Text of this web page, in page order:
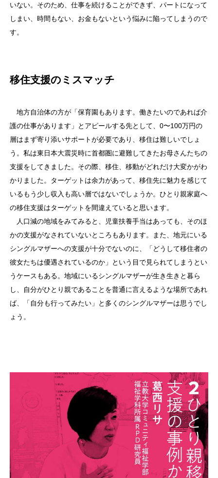
いない。そのため、仕事を続けることができず、パートになって
しまい、時間もない、お金もないという悩みに陥ってしまうので
す。
移住支援のミスマッチ
地方自治体の方が「保育園もあります。働きたいのであれば介
護の仕事があります」とアピールする先として、0〜100万円の
層はまず寄り添いサポートが必要であり、移住は難しいでしょ
う。私は東日本大震災時に首都圏に避難してきたお母さんたちの
支援をしてきました。その際、移住、移動がどれだけ大変かがわ
かりました。ターゲットは余力があって、移住先に魅力を感じて
いるもう少し収入も高い層ではないでしょうか。ひとり親家庭へ
の移住支援はターゲットを間違えていると思います。
人口減の地域をみてみると、児童扶養手当はあっても、そのほ
かの支援がなされていないところもあります。また、地元にいる
シングルマザーへの支援が十分でないのに、「どうして移住者の
彼女たちは優遇されているのか」という目で見られてしまうとい
うケースもある。地域にいるシングルマザーが生き生きと暮ら
し、自分がひとり親であることを普通に言えるような場所であれ
ば、「自分も行ってみたい」と多くのシングルマザーは思うでし
ょう。